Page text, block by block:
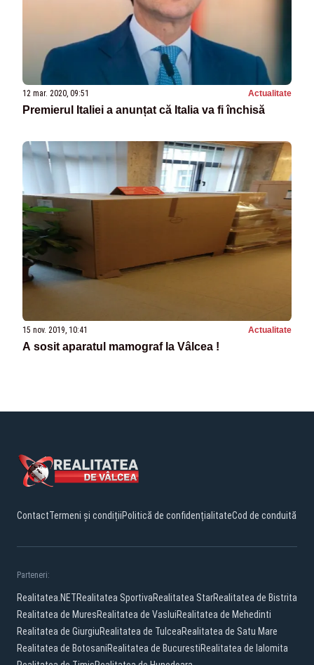
12 mar. 2020, 09:51 Actualitate
Premierul Italiei a anunțat că Italia va fi închisă
15 nov. 2019, 10:41 Actualitate
A sosit aparatul mamograf la Vâlcea !
ContactTermeni și condițiiPolitică de confidențialitateCod de conduită
Parteneri:
Realitatea.NETRealitatea SportivaRealitatea StarRealitatea de Bistrita
Realitatea de MuresRealitatea de VasluiRealitatea de Mehedinti
Realitatea de GiurgiuRealitatea de TulceaRealitatea de Satu Mare
Realitatea de BotosaniRealitatea de BucurestiRealitatea de Ialomita